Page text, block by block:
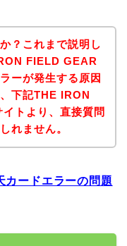
？これまで説明し
FIELD GEAR
ーが発生する原因
下記THE IRON
トより、直接質問
れません。
ードエラーの問題